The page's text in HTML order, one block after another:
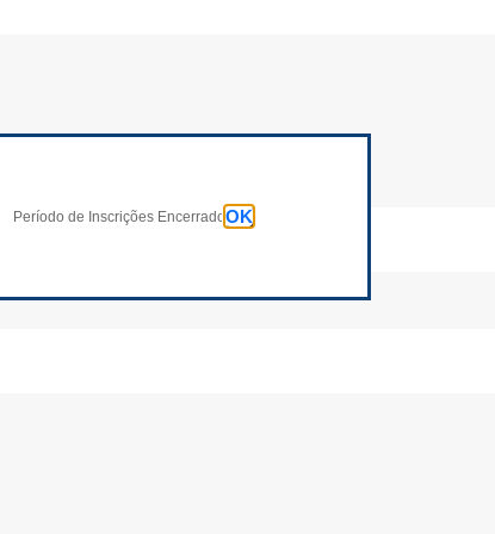
Período de Inscrições Encerrado OK